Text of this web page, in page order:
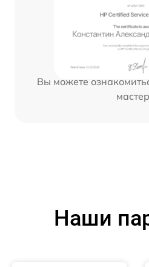
Вы можете
Наши